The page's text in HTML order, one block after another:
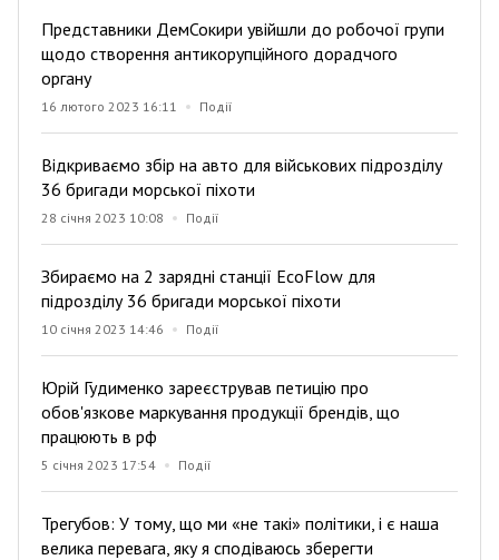
Представники ДемСокири увійшли до робочої групи
щодо створення антикорупційного дорадчого
органу
16 лютого 2023 16:11 Події
Відкриваємо збір на авто для військових підрозділу
36 бригади морської піхоти
28 січня 2023 10:08 Події
Збираємо на 2 зарядні станції EcoFlow для
підрозділу 36 бригади морської піхоти
10 січня 2023 14:46 Події
Юрій Гудименко зареєстрував петицію про
обов'язкове маркування продукції брендів, що
працюють в рф
5 січня 2023 17:54 Події
Трегубов: У тому, що ми «не такі» політики, і є наша
велика перевага, яку я сподіваюсь зберегти